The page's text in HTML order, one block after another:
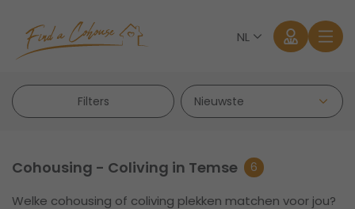
NL
Filters
Cohousing - Coliving in Temse 6
Welke cohousing of coliving plekken matchen voor jou?